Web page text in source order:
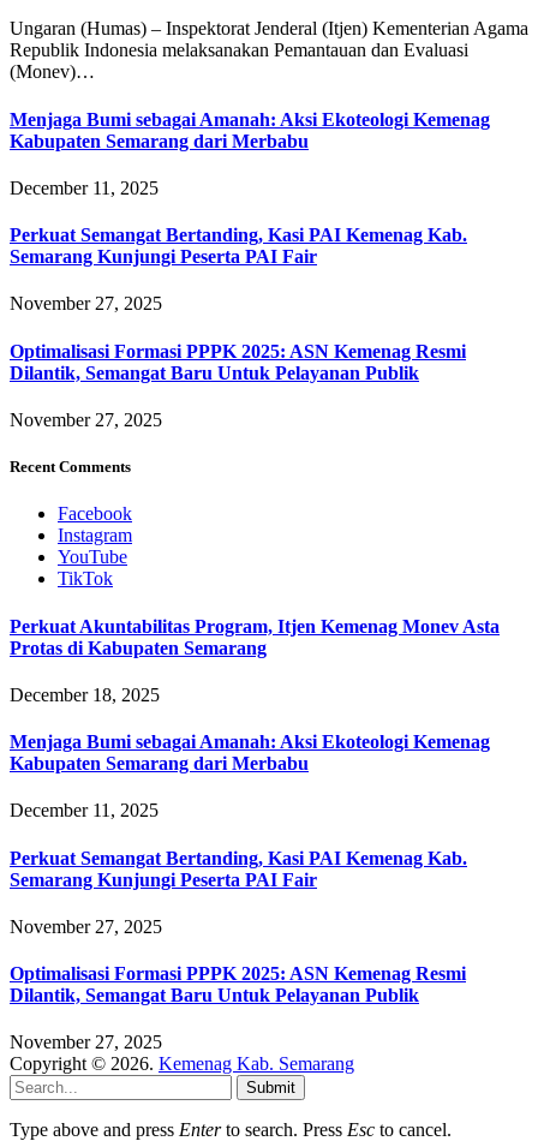
Ungaran (Humas) – Inspektorat Jenderal (Itjen) Kementerian Agama
Republik Indonesia melaksanakan Pemantauan dan Evaluasi
(Monev)…
Menjaga Bumi sebagai Amanah: Aksi Ekoteologi Kemenag
Kabupaten Semarang dari Merbabu
December 11, 2025
Perkuat Semangat Bertanding, Kasi PAI Kemenag Kab.
Semarang Kunjungi Peserta PAI Fair
November 27, 2025
Optimalisasi Formasi PPPK 2025: ASN Kemenag Resmi
Dilantik, Semangat Baru Untuk Pelayanan Publik
November 27, 2025
Recent Comments
Facebook
Instagram
YouTube
TikTok
Perkuat Akuntabilitas Program, Itjen Kemenag Monev Asta
Protas di Kabupaten Semarang
December 18, 2025
Menjaga Bumi sebagai Amanah: Aksi Ekoteologi Kemenag
Kabupaten Semarang dari Merbabu
December 11, 2025
Perkuat Semangat Bertanding, Kasi PAI Kemenag Kab.
Semarang Kunjungi Peserta PAI Fair
November 27, 2025
Optimalisasi Formasi PPPK 2025: ASN Kemenag Resmi
Dilantik, Semangat Baru Untuk Pelayanan Publik
November 27, 2025
Copyright © 2026. Kemenag Kab. Semarang
Submit
Type above and press Enterto search. Press Esc to cancel.